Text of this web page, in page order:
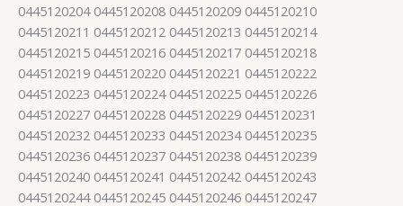
0445120204 0445120208 0445120209 0445120210
0445120211 0445120212 0445120213 0445120214
0445120215 0445120216 0445120217 0445120218
0445120219 0445120220 0445120221 0445120222
0445120223 0445120224 0445120225 0445120226
0445120227 0445120228 0445120229 0445120231
0445120232 0445120233 0445120234 0445120235
0445120236 0445120237 0445120238 0445120239
0445120240 0445120241 0445120242 0445120243
0445120244 0445120245 0445120246 0445120247